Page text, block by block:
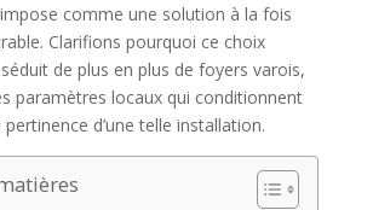
comme une solution à la fois
Clarifions pourquoi ce choix
de plus en plus de foyers varois,
paramètres locaux qui conditionnent
pertinence d’une telle installation.